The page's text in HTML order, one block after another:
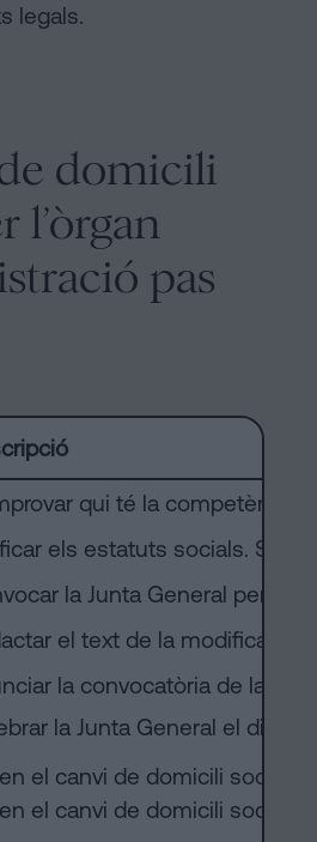
legals.
domicili
l’òrgan
pas
qui té la competència
els estatuts socials. Si
la Junta General per a
el text de la modificació
la convocatòria de la
la Junta General el dia
en el canvi de domicili social
en el canvi de domicili social